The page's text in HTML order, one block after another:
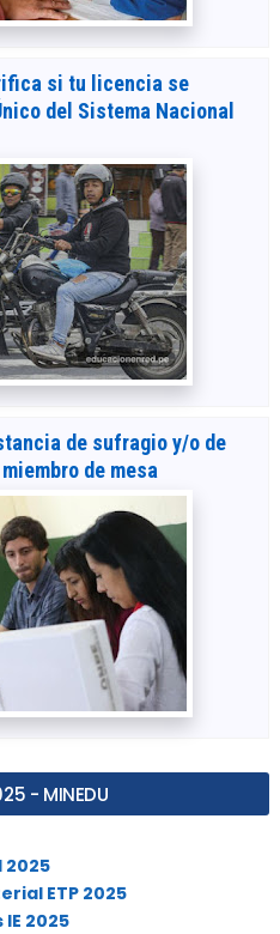
si tu licencia se
del Sistema Nacional
de sufragio y/o de
de mesa
- MINEDU
2025
ETP 2025
2025